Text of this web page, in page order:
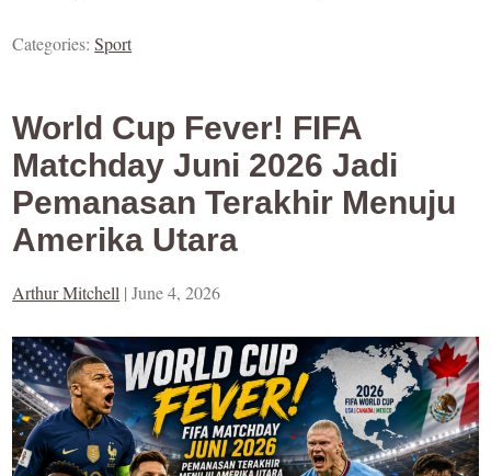
Categories:Sport
World Cup Fever! FIFA
Matchday Juni 2026 Jadi
Pemanasan Terakhir Menuju
Amerika Utara
Arthur Mitchell |June 4, 2026